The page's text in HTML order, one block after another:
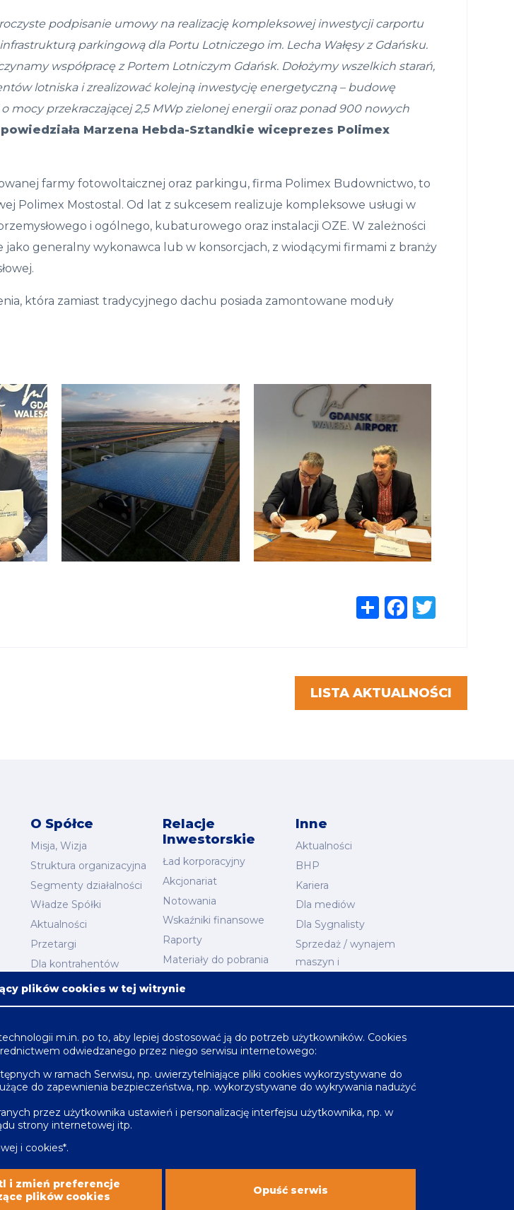
podpisanie umowy na realizację kompleksowej inwestycji carportu
parkingową dla Portu Lotniczego im. Lecha Wałęsy z Gdańsku.
współpracę z Portem Lotniczym Gdańsk. Dołożymy wszelkich starań,
lotniska i zrealizować kolejną inwestycję energetyczną – budowę
mocy przekraczającej 2,5 MWp zielonej energii oraz ponad 900 nowych
Marzena Hebda-Sztandkie wiceprezes Polimex
farmy fotowoltaicznej oraz parkingu, firma Polimex Budownictwo, to
Polimex Mostostal. Od lat z sukcesem realizuje kompleksowe usługi w
i ogólnego, kubaturowego oraz instalacji OZE. W zależności
generalny wykonawca lub w konsorcjach, z wiodącymi firmami z branży
która zamiast tradycyjnego dachu posiada zamontowane moduły
Share
LISTA AKTUALNOŚCI
O Spółce
Misja, Wizja
Struktura organizacyjna
Segmenty działalności
Władze Spółki
Aktualności
Przetargi
Dla kontrahentów
Relacje
Inwestorskie
Ład korporacyjny
Akcjonariat
Notowania
Wskaźniki finansowe
Raporty
Materiały do pobrania
Inne
Aktualności
BHP
Kariera
Dla mediów
Dla Sygnalisty
Sprzedaż / wynajem
maszyn i
Mapa serwisu
prawa zastrzeżone. Copyright 2021
plików cookies w tej witrynie
m.in. po to, aby lepiej dostosować ją do potrzeb użytkowników. Cookies
odwiedzanego przez niego serwisu internetowego:
w ramach Serwisu, np. uwierzytelniające pliki cookies wykorzystywane do
do zapewnienia bezpieczeństwa, np. wykorzystywane do wykrywania nadużyć
przez użytkownika ustawień i personalizację interfejsu użytkownika, np. w
strony internetowej itp.
i cookies*.
i zmień preferencje
plików cookies
Opuść serwis